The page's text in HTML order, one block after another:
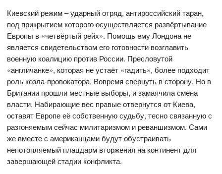
Киевский режим – ударный отряд, антироссийский таран,
под прикрытием которого осуществляется развёртывание
Европы в «четвёртый рейх». Помощь ему Лондона не
является свидетельством его готовности возглавить
военную коалицию против России. Пресловутой
«англичанке», которая не устаёт «гадить», более подходит
роль козла-провокатора. Вовремя свернуть в сторону. Но в
Британии прошли местные выборы, и замаячила смена
власти. Набирающие вес правые отвернутся от Киева,
оставят Европе её собственную судьбу, тесно связанную с
разгоняемым сейчас милитаризмом и реваншизмом. Сами
же вместе с американцами будут обустраивать
непотопляемый плацдарм вторжения на континент для
завершающей стадии конфликта.